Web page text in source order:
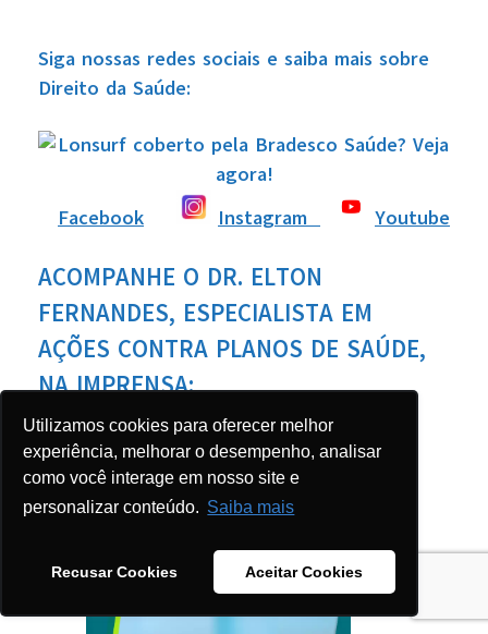
Utilizamos cookies para oferecer melhor
experiência, melhorar o desempenho, analisar
como você interage em nosso site e
personalizar conteúdo. Saiba mais
Recusar Cookies Aceitar Cookies
Siga nossas redes sociais e saiba mais sobre
Direito da Saúde:
Facebook Instagram Youtube
ACOMPANHE O DR. ELTON
FERNANDES, ESPECIALISTA EM
AÇÕES CONTRA PLANOS DE SAÚDE,
NA IMPRENSA: